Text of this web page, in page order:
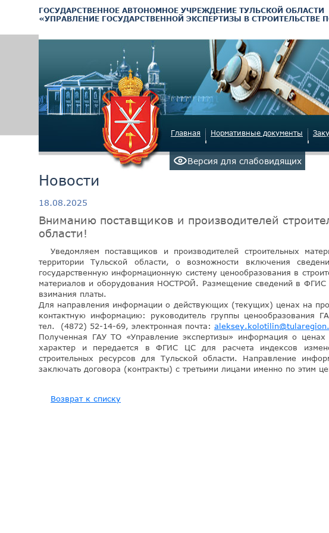
ГОСУДАРСТВЕННОЕ АВТОНОМНОЕ УЧРЕЖДЕНИЕ ТУЛЬСКОЙ ОБЛАСТИ
«УПРАВЛЕНИЕ ГОСУДАРСТВЕННОЙ ЭКСПЕРТИЗЫ В СТРОИТЕЛЬСТВЕ
Главная Нормативные документы
Версия для слабовидящих
Новости
18.08.2025
Вниманию поставщиков и производителей
области!
Уведомляем поставщиков и производителей строительных
территории Тульской области, о возможности включения
государственную информационную систему ценообразования в
материалов и оборудования НОСТРОЙ. Размещение сведений в
взимания платы.
Для направления информации о действующих (текущих) ценах на
контактную информацию: руководитель группы ценообразования
тел. (4872) 52-14-69, электронная почта: aleksey.kolotilin@tularegion.
Полученная ГАУ ТО «Управление экспертизы» информация о ценах
характер и передается в ФГИС ЦС для расчета индексов
строительных ресурсов для Тульской области. Направление
заключать договора (контракты) с третьими лицами именно по этим
Возврат к списку